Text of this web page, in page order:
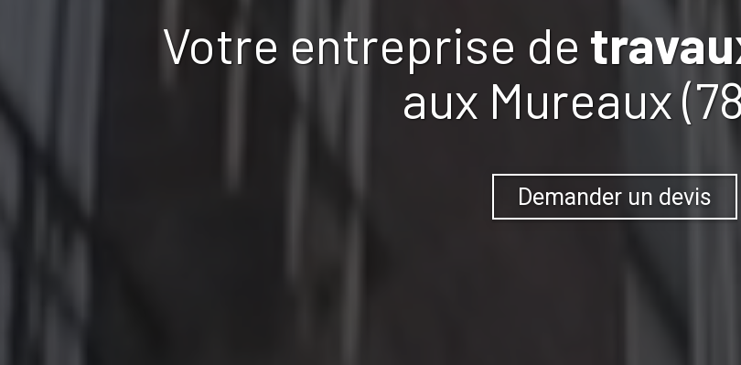
Votre entreprise de
aux Mureaux
Demander un devis